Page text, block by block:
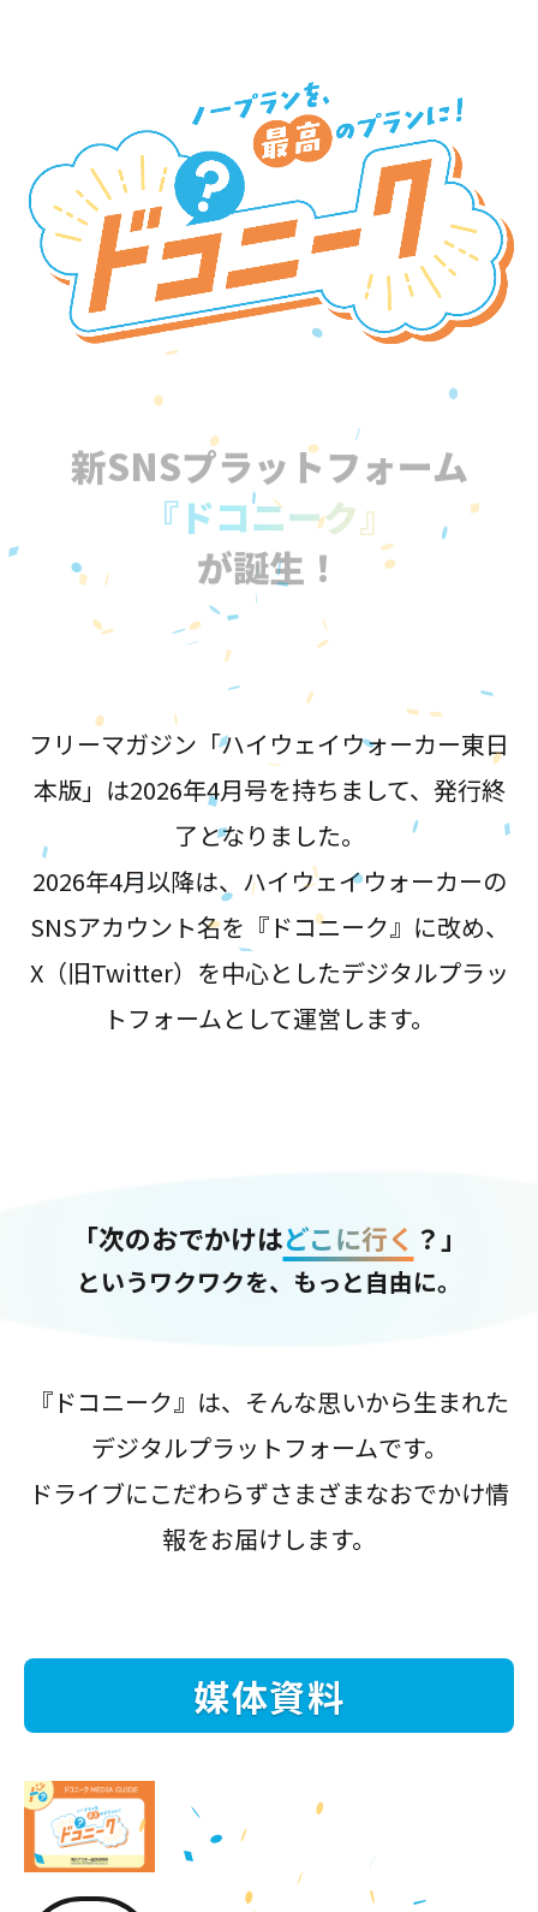
新SNSプラットフォーム
『ドコニーク』
が誕生！
フリーマガジン「ハイウェイウォーカー東日
本版」は2026年4月号を持ちまして、発行終
了となりました。
2026年4月以降は、ハイウェイウォーカーの
SNSアカウント名を『ドコニーク』に改め、
X（旧Twitter）を中心としたデジタルプラッ
トフォームとして運営します。
「次のおでかけはどこに行く ？」
というワクワクを、もっと自由に。
『ドコニーク』は、そんな思いから生まれた
デジタルプラットフォームです。
ドライブにこだわらずさまざまなおでかけ情
報をお届けします。
媒体資料